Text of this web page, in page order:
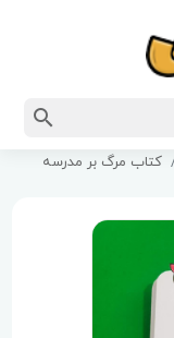
کتاب مرگ بر مدرسه